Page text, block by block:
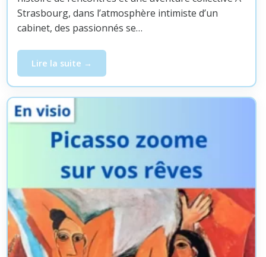
Strasbourg, dans l’atmosphère intimiste d’un
cabinet, des passionnés se…
Lire la suite
Découvrir ou redécouvrir le Livre rouge, une histoire